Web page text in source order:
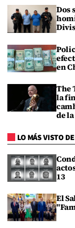
Dos
en
The
la
de la
LO MÁS VISTO
13
El